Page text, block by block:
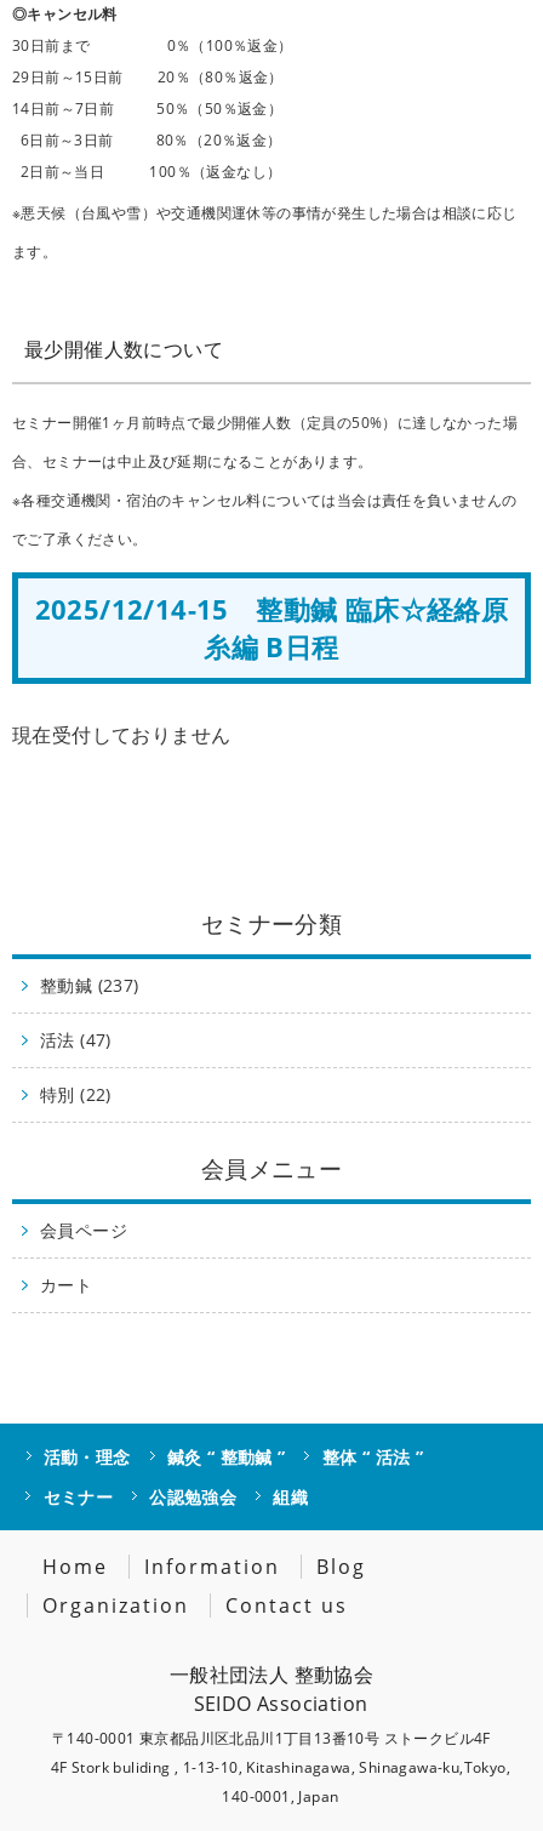
◎キャンセル料
30日前まで 0％（100％返金）
29日前～15日前 20％（80％返金）
14日前～7日前 50％（50％返金）
6日前～3日前 80％（20％返金）
2日前～当日 100％（返金なし）
※悪天候（台風や雪）や交通機関運休等の事情が発生した場合は相談に応じ
ます。
最少開催人数について
セミナー開催1ヶ月前時点で最少開催人数（定員の50%）に達しなかった場
合、セミナーは中止及び延期になることがあります。
※各種交通機関・宿泊のキャンセル料については当会は責任を負いませんの
でご了承ください。
2025/12/14-15 整動鍼 臨床☆経絡原
糸編 B日程
現在受付しておりません
セミナー分類
整動鍼 (237)
活法 (47)
特別 (22)
会員メニュー
会員ページ
カート
活動・理念 鍼灸 “ 整動鍼 ”
整体 “ 活法 ”
セミナー
公認勉強会 組織
Home Information
Blog
Organization
Contact us
一般社団法人 整動協会
SEIDO Association
〒140-0001 東京都品川区北品川1丁目13番10号 ストークビル4F
4F Stork buliding , 1-13-10, Kitashinagawa, Shinagawa-ku,Tokyo,
140-0001, Japan